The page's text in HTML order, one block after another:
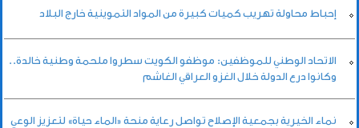
إحباط محاولة تهريب كميات كبيرة من المواد التموينية خارج البلاد
الاتحاد الوطني للموظفين: موظفو الكويت سطروا ملحمة وطنية خالدة..
وكانوا درع الدولة خلال الغزو العراقي الغاشم
نماء الخيرية بجمعية الإصلاح تواصل رعاية منحة «الماء حياة» لتعزيز الوعي